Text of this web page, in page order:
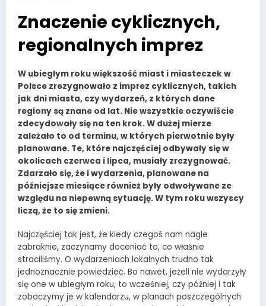
Znaczenie cyklicznych,
regionalnych imprez
W ubiegłym roku większość miast i miasteczek w
Polsce zrezygnowało z imprez cyklicznych, takich
jak dni miasta, czy wydarzeń, z których dane
regiony są znane od lat. Nie wszystkie oczywiście
zdecydowały się na ten krok. W dużej mierze
zależało to od terminu, w których pierwotnie były
planowane. Te, które najczęściej odbywały się w
okolicach czerwca i lipca, musiały zrezygnować.
Zdarzało się, że i wydarzenia, planowane na
późniejsze miesiące również były odwoływane ze
względu na niepewną sytuację. W tym roku wszyscy
liczą, że to się zmieni.
Najczęściej tak jest, że kiedy czegoś nam nagle
zabraknie, zaczynamy doceniać to, co właśnie
straciliśmy. O wydarzeniach lokalnych trudno tak
jednoznacznie powiedzieć. Bo nawet, jeżeli nie wydarzyły
się one w ubiegłym roku, to wcześniej, czy później i tak
zobaczymy je w kalendarzu, w planach poszczególnych